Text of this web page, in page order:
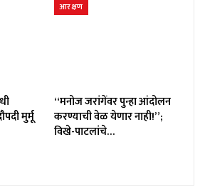
मुर्मू
आरक्षण
“मनोज जरांगेंवर पुन्हा आंदोलन
करण्याची वेळ येणार नाही!”;
विखे-पाटलांचे…